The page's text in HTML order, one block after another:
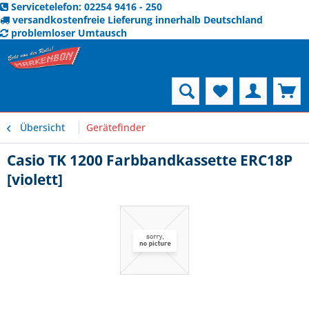
Servicetelefon: 02254 9416 - 250
versandkostenfreie Lieferung innerhalb Deutschland
problemloser Umtausch
Übersicht Gerätefinder
Casio TK 1200 Farbbandkassette ERC18P
[violett]